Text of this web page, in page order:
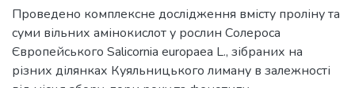
Проведено комплексне дослідження вмісту проліну та
суми вільних амінокислот у рослин Солероса
Європейського Salicornia europaea L., зібраних на
різних ділянках Куяльницького лиману в залежності